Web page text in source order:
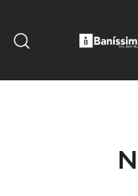
content